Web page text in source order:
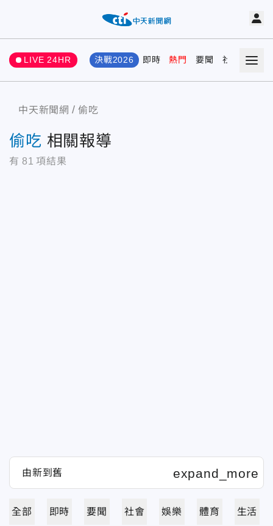
LIVE 24HR 決戰2026 即時 熱門 要聞 社會 娛樂
中天新聞網 偷吃
偷吃 相關報導
有 81 項結果
全部 即時 要聞 社會 娛樂 體育 生活